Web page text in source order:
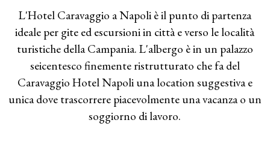
L'Hotel Caravaggio a Napoli è il punto di partenza
ideale per gite ed escursioni in città e verso le località
turistiche della Campania. L'albergo è in un palazzo
seicentesco finemente ristrutturato che fa del
Caravaggio Hotel Napoli una location suggestiva e
unica dove trascorrere piacevolmente una vacanza o un
soggiorno di lavoro.